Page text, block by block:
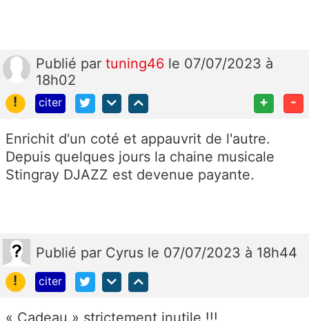
Publié par tuning46 le 07/07/2023 à
18h02
!
citer + -
Enrichit d'un coté et appauvrit de l'autre.
Depuis quelques jours la chaine musicale
Stingray DJAZZ est devenue payante.
Publié par Cyrus le 07/07/2023 à 18h44
!
citer